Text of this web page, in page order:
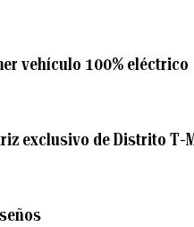
vehículo 100% eléctrico
exclusivo de Distrito T-